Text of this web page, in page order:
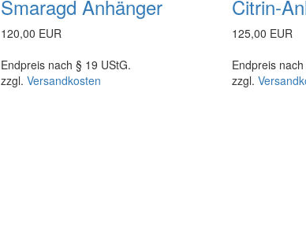
Smaragd Anhänger
120,00 EUR
Endpreis nach § 19 UStG.
zzgl. Versandkosten
Citrin-
125,00 EUR
Endpreis
zzgl.